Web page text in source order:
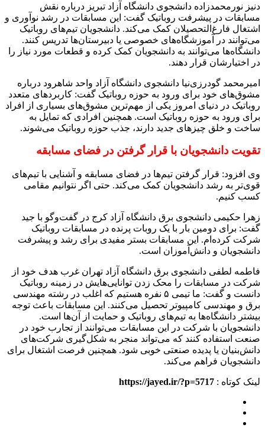
دنیز نورمحمدزاده دانشجوی دانشگاه آزاد تبریز درباره نقش
مسابقات در پیشرفت روباتیک گفت: این مسابقات در رشد نوآوری و
اشتغال فارغ‌التحصیلان کمک می‌کند. دانشجویان تیم‌های روباتیک
می‌توانند در آموزشگاه‌های خصوصی یا دبیرستان‌ها تدریس کنند.
دانشگاه‌ها می‌توانند به دانشجویان کمک کرده و قطعات مورد نیاز را
در اختیارشان قرار دهند.
امیرمحمد گودرزی‌نیا دانشجوی دانشگاه آزاد واحد شاهرود درباره
مشوق‌های خود برای ورود به حوزه روباتیک گفت: کاربردهای متعدد
روباتیک در دنیای امروز یکی از مهم‌ترین مشوق‌های بسیاری از افراد
برای ورود به حوزه روباتیک است. همچنین افرادی که تمایل به
ساخت و خلق چیزهای جدید دارند، جذب حوزه روباتیک می‌شوند.
تقویت دانشجویان با قرار گرفتن در فضای مسابقه
وی افزود: قرار گرفتن تیم‌ها در فضای مسابقه و آشنایی با تیم‌های
قوی‌تر به رشد دانشجویان کمک می‌کند. حتی اگر نتوانیم مقامی
کسب کنیم.
زهرا حکیمی دانشجوی برق دانشگاه آزاد کرج در گفت‌وگو با جید
گفت: برای دومین بار با یک روبات پرنده در مسابقات روباتیک
شرکت کرده‌ام. این مسابقات بستر مفیدی برای رشد و پیشرفت
دانشجویان و دانش‌آموزان است.
فاطمه لطفی دانشجوی برق دانشگاه آزاد تهران غرب هدف خود از
شرکت در مسابقات را محک زدن توانایی‌هایش در زمینه روباتیک
دانست و گفت: ما تیمی ۵ نفره هستیم که اغلب در رشته مهندسی
برق و مهندسی کامپیوتر تحصیل می‌کنند. این مسابقات باعث توجه
بیشتر دانشگاه‌ها به تیم‌های روباتیک و حمایت از آن‌ها است.
دانشجویان با شرکت در این مسابقات می‌توانند از تجارب خود در
صنعت استفاده کنند که می‌تواند منجر به شکل‌گیری شرکت‌های
دانش‌بنیان یا پدیده صنعتی خوبی شود. همچنین فرصت اشتغال برای
دانشجویان فراهم می‌کند.
لینک کوتاه : https://jayed.ir/?p=5717